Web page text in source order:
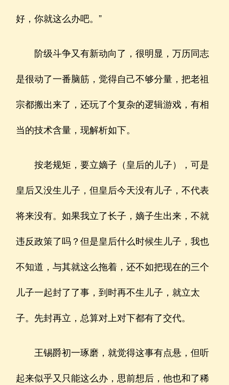
好，你就这么办吧。”
阶级斗争又有新动向了，很明显，万历同志
是很动了一番脑筋，觉得自己不够分量，把老祖
宗都搬出来了，还玩了个复杂的逻辑游戏，有相
当的技术含量，现解析如下。
按老规矩，要立嫡子（皇后的儿子），可是
皇后又没生儿子，但皇后今天没有儿子，不代表
将来没有。如果我立了长子，嫡子生出来，不就
违反政策了吗？但是皇后什么时候生儿子，我也
不知道，与其就这么拖着，还不如把现在的三个
儿子一起封了了事，到时再不生儿子，就立太
子。先封再立，总算对上对下都有了交代。
王锡爵初一琢磨，就觉得这事有点悬，但听
起来似乎又只能这么办，思前想后，他也和了稀